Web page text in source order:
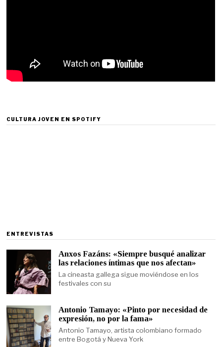
CULTURA JOVEN EN SPOTIFY
ENTREVISTAS
Anxos Fazáns: «Siempre busqué analizar
las relaciones íntimas que nos afectan»
La cineasta gallega sigue moviéndose en los
festivales con su
Antonio Tamayo: «Pinto por necesidad de
expresión, no por la fama»
Antonio Tamayo, artista colombiano formado
entre Bogotá y Nueva York